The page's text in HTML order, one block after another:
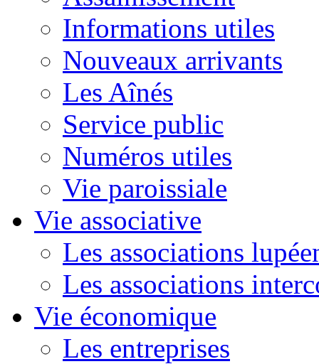
Informations utiles
Nouveaux arrivants
Les Aînés
Service public
Numéros utiles
Vie paroissiale
Vie associative
Les associations
Les associations
Vie économique
Les entreprises